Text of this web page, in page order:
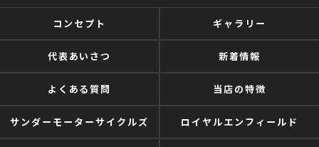
コンセプト ギャラリー
代表あいさつ 新着情報
よくある質問 当店の特徴
サンダーモーターサイクルズ ロイヤルエンフィールド